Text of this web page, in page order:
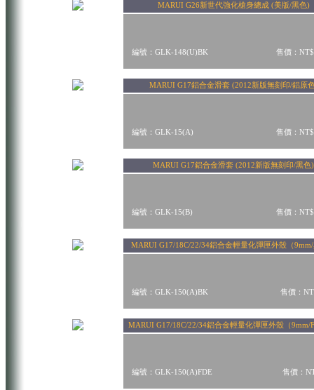
MARUI G26新世代強化槍身總成 (美版/黑色)
編號：GLK-148(U)BK 售價：
MARUI G17鋁合金滑套 (2012新版無刻印/鋁原
編號：GLK-15(A) 售價：
MARUI G17鋁合金滑套 (2012新版無刻印/黑色)
編號：GLK-15(B) 售價：
MARUI G17/18C/22/34鋁合金輕量化彈匣外殼（
編號：GLK-150(A)BK 售價：
MARUI G17/18C/22/34鋁合金輕量化彈匣外殼（9mm/
編號：GLK-150(A)FDE 售價：